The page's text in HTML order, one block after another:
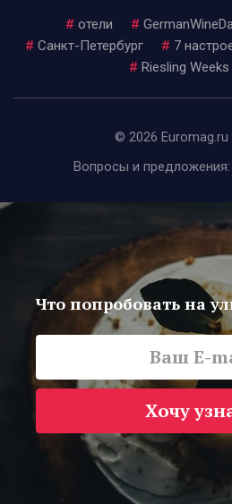
# отели #
# Санкт-Петербург # 7
# Riesling
© 2026 Euromag.ru
Вопросы и предложения:
Что попробовать на
Хочу